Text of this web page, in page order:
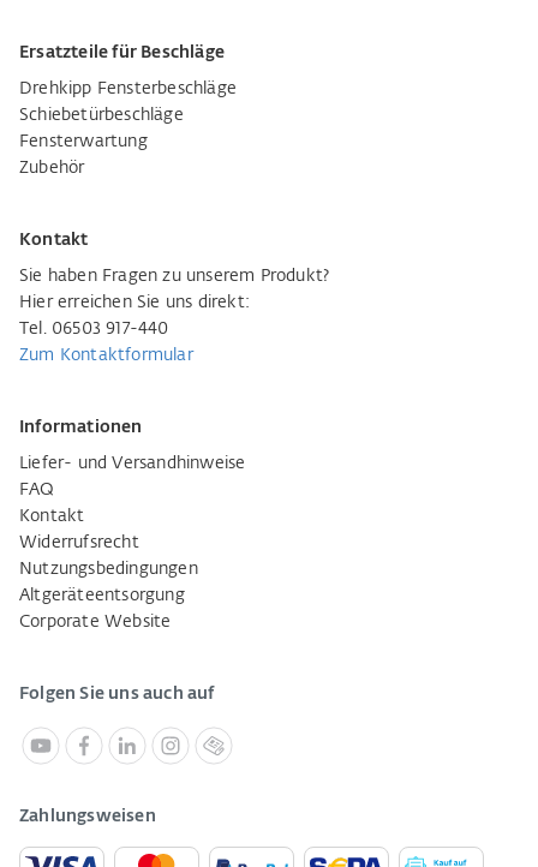
Ersatzteile für Beschläge
Drehkipp Fensterbeschläge
Schiebetürbeschläge
Fensterwartung
Zubehör
Kontakt
Sie haben Fragen zu unserem Produkt?
Hier erreichen Sie uns direkt:
Tel. 06503 917-440
Zum Kontaktformular
Informationen
Liefer- und Versandhinweise
FAQ
Kontakt
Widerrufsrecht
Nutzungsbedingungen
Altgeräteentsorgung
Corporate Website
Folgen Sie uns auch auf
Zahlungsweisen